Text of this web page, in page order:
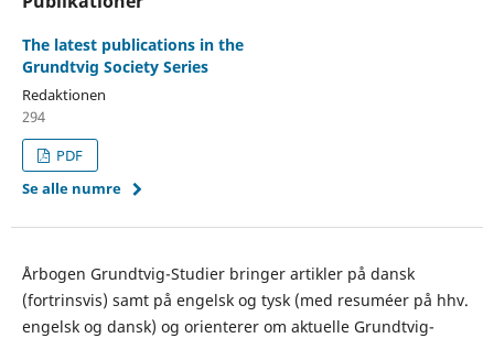
The latest publications in the
Grundtvig Society Series
Redaktionen
294
PDF
Se alle numre
Årbogen Grundtvig-Studier bringer artikler på dansk
(fortrinsvis) samt på engelsk og tysk (med resuméer på hhv.
engelsk og dansk) og orienterer om aktuelle Grundtvig-